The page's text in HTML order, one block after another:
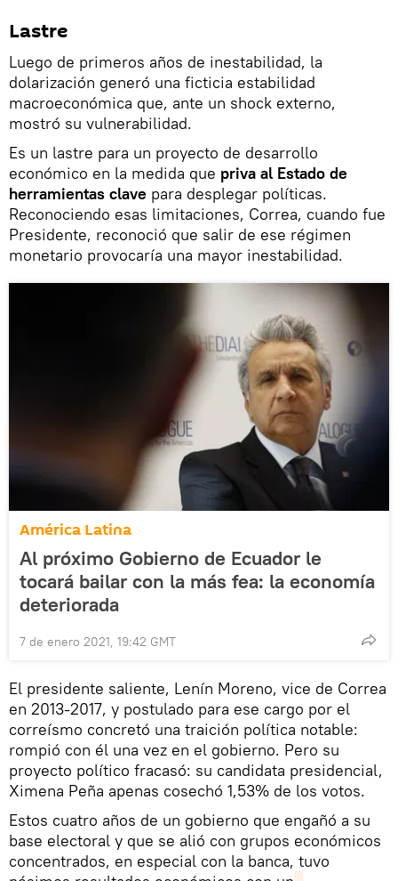
Lastre
Luego de primeros años de inestabilidad, la
dolarización generó una ficticia estabilidad
macroeconómica que, ante un shock externo,
mostró su vulnerabilidad.
Es un lastre para un proyecto de desarrollo
económico en la medida que priva al Estado de
herramientas clave para desplegar políticas.
Reconociendo esas limitaciones, Correa, cuando fue
Presidente, reconoció que salir de ese régimen
monetario provocaría una mayor inestabilidad.
América Latina
Al próximo Gobierno de Ecuador le
tocará bailar con la más fea: la economía
deteriorada
7 de enero 2021, 19:42 GMT
El presidente saliente, Lenín Moreno, vice de Correa
en 2013-2017, y postulado para ese cargo por el
correísmo concretó una traición política notable:
rompió con él una vez en el gobierno. Pero su
proyecto político fracasó: su candidata presidencial,
Ximena Peña apenas cosechó 1,53% de los votos.
Estos cuatro años de un gobierno que engañó a su
base electoral y que se alió con grupos económicos
concentrados, en especial con la banca, tuvo